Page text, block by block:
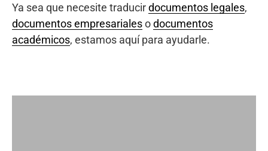
Ya sea que necesite traducirdocumentos legales,
documentos empresarialesodocumentos
académicos, estamos aquí para ayudarle.